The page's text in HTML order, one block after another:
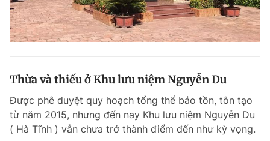
Thừa và thiếu ở Khu lưu niệm Nguyễn Du
Được phê duyệt quy hoạch tổng thể bảo tồn, tôn tạo
từ năm 2015, nhưng đến nay Khu lưu niệm Nguyễn Du
( Hà Tĩnh ) vẫn chưa trở thành điểm đến như kỳ vọng.